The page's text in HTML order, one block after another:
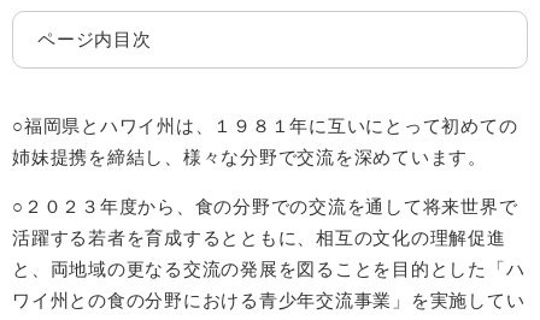
ページ内目次
○福岡県とハワイ州は、１９８１年に互いにとって初めての
姉妹提携を締結し、様々な分野で交流を深めています。
○２０２３年度から、食の分野での交流を通して将来世界で
活躍する若者を育成するとともに、相互の文化の理解促進
と、両地域の更なる交流の発展を図ることを目的とした「ハ
ワイ州との食の分野における青少年交流事業」を実施してい